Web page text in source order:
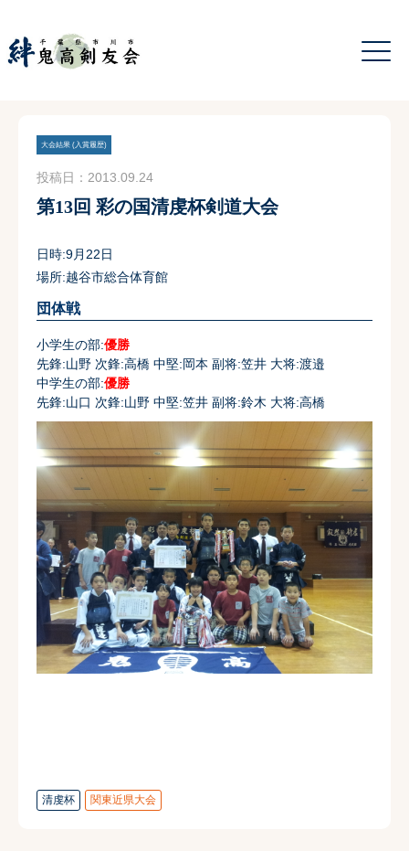
大会結果 (入賞履歴)
投稿日：2013.09.24
第13回 彩の国清虔杯剣道大会
日時:9月22日
場所:越谷市総合体育館
団体戦
小学生の部:優勝
先鋒:山野 次鋒:高橋 中堅:岡本 副将:笠井 大将:渡邉
中学生の部:優勝
先鋒:山口 次鋒:山野 中堅:笠井 副将:鈴木 大将:高橋
清虔杯 関東近県大会